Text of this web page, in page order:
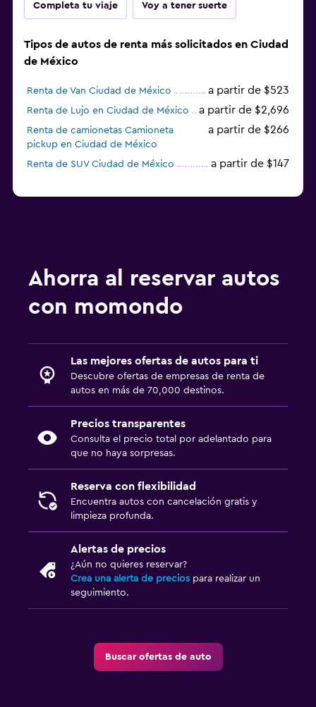
Completa tu viaje Voy a tener suerte
Tipos de autos de renta más solicitados en Ciudad
de México
Renta de Van Ciudad de México a partir de $523
Renta de Lujo en Ciudad de México a partir de $2,696
Renta de camionetas Camioneta
pickup en Ciudad de México
a partir de $266
Renta de SUV Ciudad de México a partir de $147
Ahorra al reservar autos
con momondo
Las mejores ofertas de autos para ti
Descubre ofertas de empresas de renta de
autos en más de 70,000 destinos.
Precios transparentes
Consulta el precio total por adelantado para
que no haya sorpresas.
Reserva con flexibilidad
Encuentra autos con cancelación gratis y
limpieza profunda.
Alertas de precios
¿Aún no quieres reservar?
Crea una alerta de precios para realizar un
seguimiento.
Buscar ofertas de auto